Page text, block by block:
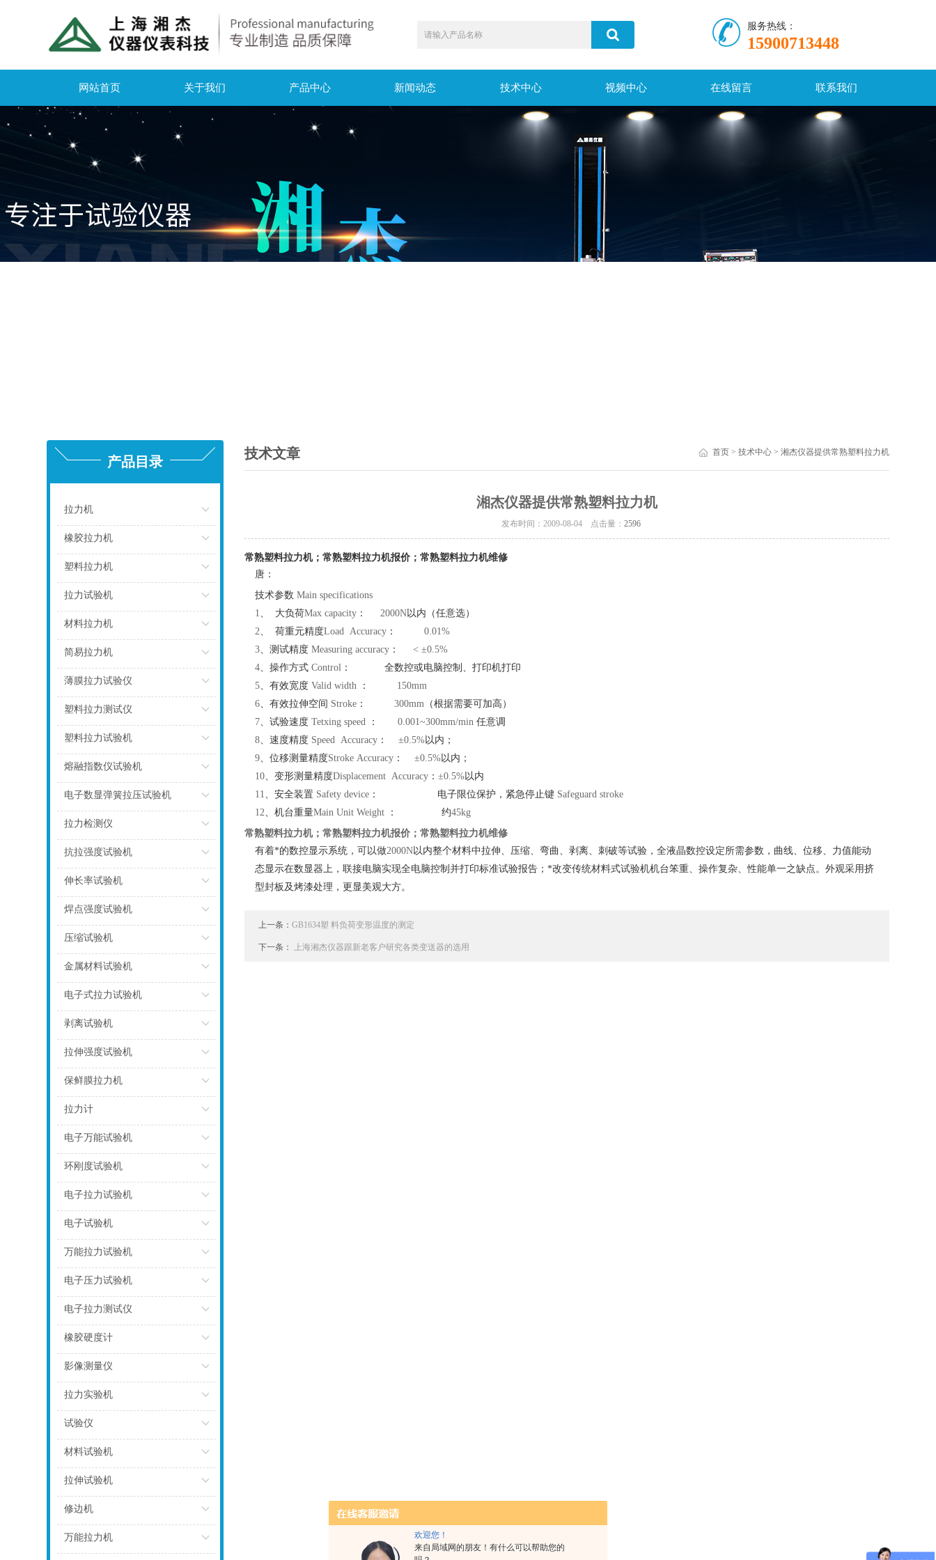
欢迎您！
来自局域网的朋友！有什么可以帮助您的
服务热线：
15900713448
网站首页 关于我们 产品中心 新闻动态 技术中心 视频中心 在线留言 联系我们
产品目录
拉力机
橡胶拉力机
塑料拉力机
拉力试验机
材料拉力机
简易拉力机
薄膜拉力试验仪
塑料拉力测试仪
塑料拉力试验机
熔融指数仪试验机
电子数显弹簧拉压试验机
拉力检测仪
抗拉强度试验机
伸长率试验机
焊点强度试验机
压缩试验机
金属材料试验机
电子式拉力试验机
剥离试验机
拉伸强度试验机
保鲜膜拉力机
拉力计
电子万能试验机
环刚度试验机
电子拉力试验机
电子试验机
万能拉力试验机
电子压力试验机
电子拉力测试仪
橡胶硬度计
影像测量仪
拉力实验机
试验仪
材料试验机
拉伸试验机
修边机
万能拉力机
技术文章 首页> 技术中心> 湘杰仪器提供常熟塑料拉力机
湘杰仪器提供常熟塑料拉力机
发布时间：2009-08-04 点击量：2596
常熟塑料拉力机；常熟塑料拉力机报价；常熟塑料拉力机维修
唐：
技术参数 Main specifications
1、 大负荷Max capacity ： 2000N以内（任意选）
2、 荷重元精度Load Accuracy ：
0.01%
3、测试精度 Measuring accuracy ：
< ±0.5%
4、操作方式 Control ：
全数控或电脑控制、打印机打印
5、有效宽度 Valid width ：
150mm
6、有效拉伸空间 Stroke ： 300mm （根据需要可加高）
7、试验速度 Tetxing speed ： 0.001~300mm/min任意调
8、速度精度 Speed Accuracy ： ±0.5%以内；
9、位移测量精度Stroke Accuracy ： ±0.5%以内；
10、变形测量精度Displacement Accuracy ：±0.5%以内
11、安全装置 Safety device ： 电子限位保护，紧急停止键 Safeguard stroke
12、机台重量Main Unit Weight ： 约45kg
常熟塑料拉力机；常熟塑料拉力机报价；常熟塑料拉力机维修
有着*的数控显示系统，可以做2000N以内整个材料中拉伸、压缩、弯曲、剥离、刺破等试验，全液晶数控设定所需参数，曲线、位移、力值能动
态显示在数显器上，联接电脑实现全电脑控制并打印标准试验报告；*改变传统材料式试验机机台笨重、操作复杂、性能单一之缺点。外观采用挤
型封板及烤漆处理，更显美观大方。
上一条：GB1634塑 料负荷变形温度的测定
下一条： 上海湘杰仪器跟新老客户研究各类变送器的选用